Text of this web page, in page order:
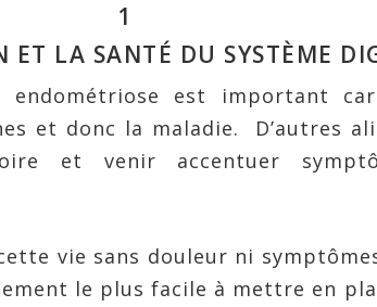
1
ET LA SANTÉ DU SYSTÈME
est important
et donc la maladie. D’autres
et venir accentuer
vie sans douleur ni
le plus facile à mettre en